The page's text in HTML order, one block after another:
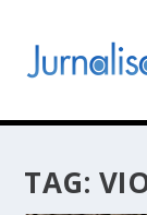
TAG: